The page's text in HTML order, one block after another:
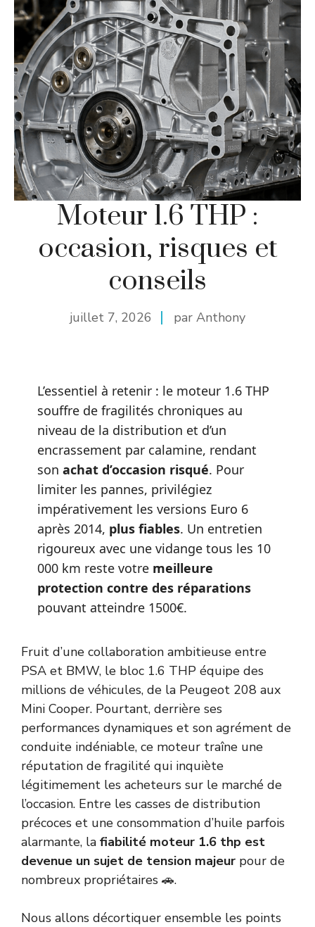
Moteur 1.6 THP :
occasion, risques et
conseils
juillet 7, 2026 par Anthony
L’essentiel à retenir : le moteur 1.6 THP
souffre de fragilités chroniques au
niveau de la distribution et d’un
encrassement par calamine, rendant
son achat d’occasion risqué. Pour
limiter les pannes, privilégiez
impérativement les versions Euro 6
après 2014, plus fiables. Un entretien
rigoureux avec une vidange tous les 10
000 km reste votre meilleure
protection contre des réparations
pouvant atteindre 1500€.
Fruit d’une collaboration ambitieuse entre
PSA et BMW, le bloc 1.6 THP équipe des
millions de véhicules, de la Peugeot 208 aux
Mini Cooper. Pourtant, derrière ses
performances dynamiques et son agrément de
conduite indéniable, ce moteur traîne une
réputation de fragilité qui inquiète
légitimement les acheteurs sur le marché de
l’occasion. Entre les casses de distribution
précoces et une consommation d’huile parfois
alarmante, la fiabilité moteur 1.6 thp est
devenue un sujet de tension majeur pour de
nombreux propriétaires 🚗.
Nous allons décortiquer ensemble les points